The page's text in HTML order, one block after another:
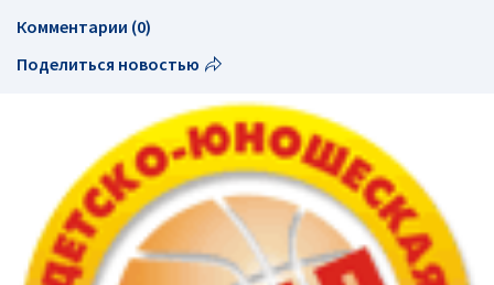
Комментарии (0)
Поделиться новостью